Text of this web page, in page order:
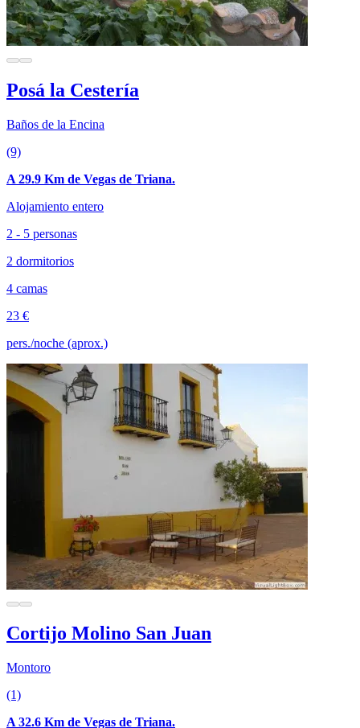
Posá la Cestería
Baños de la Encina
(9)
A 29.9 Km de Vegas de Triana.
Alojamiento entero
2 - 5 personas
2 dormitorios
4 camas
23 €
pers./noche (aprox.)
Cortijo Molino San Juan
Montoro
(1)
A 32.6 Km de Vegas de Triana.